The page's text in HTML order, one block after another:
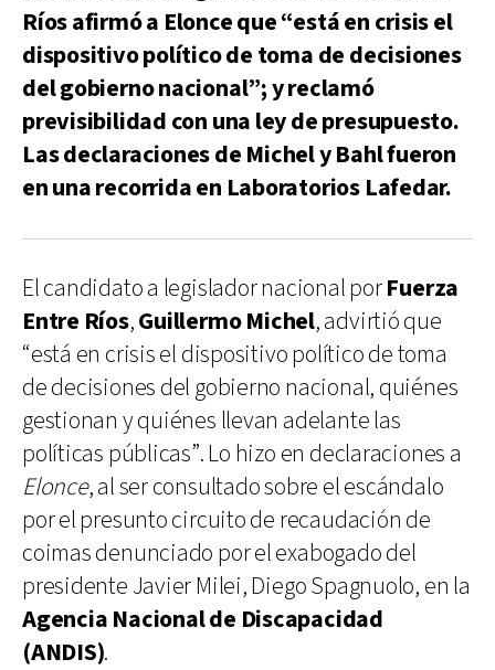
Ríos afirmó a Elonce que “está en crisis el
dispositivo político de toma de decisiones
del gobierno nacional”; y reclamó
previsibilidad con una ley de presupuesto.
Las declaraciones de Michel y Bahl fueron
en una recorrida en Laboratorios Lafedar.
El candidato a legislador nacional porFuerza
Entre Ríos,Guillermo Michel, advirtió que
“está en crisis el dispositivo político de toma
de decisiones del gobierno nacional, quiénes
gestionan y quiénes llevan adelante las
políticas públicas”. Lo hizo en declaraciones a
Elonce, al ser consultado sobre el escándalo
por el presunto circuito de recaudación de
coimas denunciado por el exabogado del
presidente Javier Milei, Diego Spagnuolo, en la
Agencia Nacional de Discapacidad
(ANDIS).